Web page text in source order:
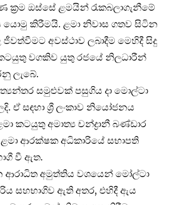
ක්‍රම ඔස්සේ ළමයින් රැකබලාගැනීමේ
යොමු කිරීමයි. ළමා නිවාස ගතව සිටින
අවස්ථාව ලබාදීම මෙහිදී සිදු
වගකිව යුතු රජයේ නිලධාරීන්
ලැබේ.
සමුළුවක් පසුගිය දා මොල්ටා
ඒ සඳහා ශ්‍රී ලංකාව නියෝජනය
කටයුතු අමාත්‍ය චන්ද්‍රානී බණ්ඩාර
ආරක්ෂක අධිකාරියේ සභාපති
වී ඇත.
ආරාධිත අමුත්තිය වශයෙන් මෝල්ටා
සහභාගිව ඇති අතර, එහිදී ඇය